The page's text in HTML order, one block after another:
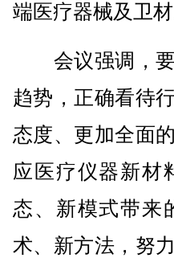
端医疗器械及卫
会议强调，要
趋势，正确看待
态度、更加全面
应医疗仪器新材
态、新模式带来
术、新方法，努